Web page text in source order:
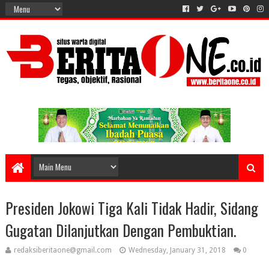
Presiden Jokowi Tiga Kali Tidak Hadir, Sidang
Gugatan Dilanjutkan Dengan Pembuktian.
redaksiberitaone@gmail.com Wednesday, January 31, 2018 0